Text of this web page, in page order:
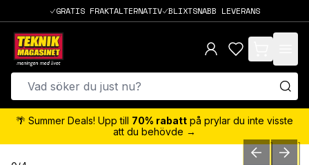
GRATIS FRAKTALTERNATIV BLIXTSNABB LEVERANS
items in cart,
🌴 Summer Deals! Upp till 70% rabatt på prylar du inte visste
att du behövde →
PREVIOUSNEXT